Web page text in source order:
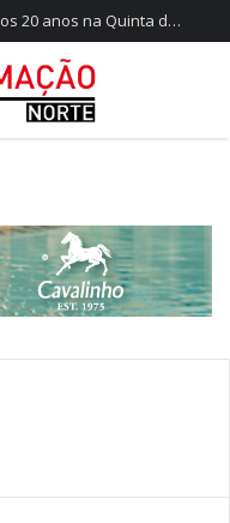
Banhos de São Jorge já pensam nos 20 anos na Quinta do Castelo